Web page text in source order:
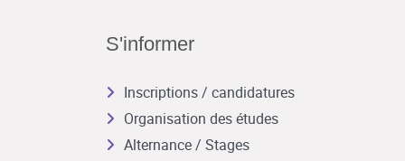
S'informer
Inscriptions / candidatures
Organisation des études
Alternance / Stages